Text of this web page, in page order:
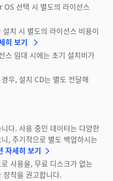
선택 시 별도의 라이선스
치 시 별도의 라이선스 비용이
히 보기
임대 시에는 초기 설치비가
우, 설치 CD는 별도 전달해
다. 사용 중인 데이터는 다양한
, 주기적으로 별도 백업하시는
자세히 보기
사용을, 무료 디스크가 없는
장착을 권고합니다.